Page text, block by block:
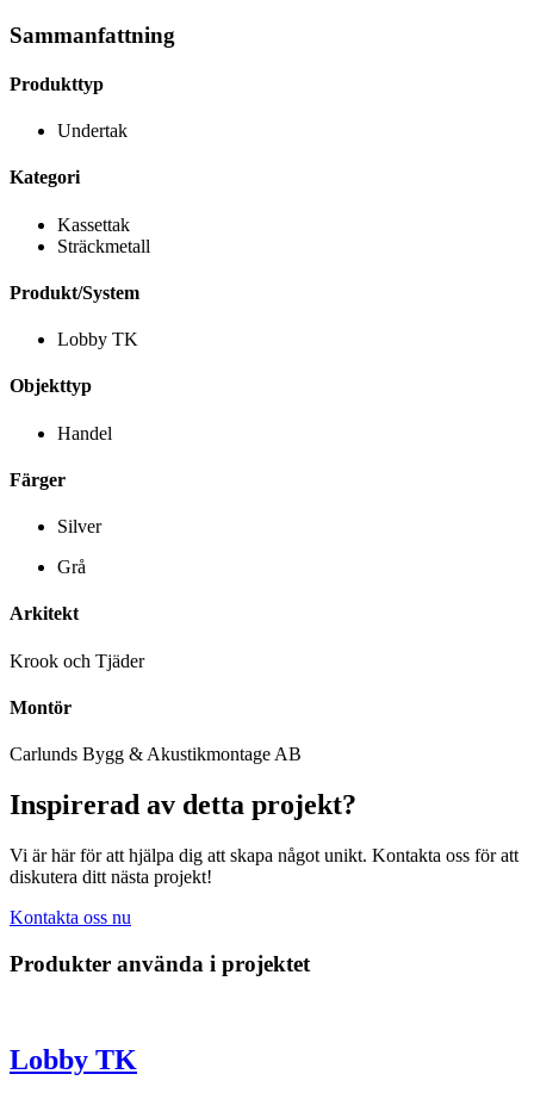
Sammanfattning
Produkttyp
Undertak
Kategori
Kassettak
Sträckmetall
Produkt/System
Lobby TK
Objekttyp
Handel
Färger
Silver
Grå
Arkitekt
Krook och Tjäder
Montör
Carlunds Bygg & Akustikmontage AB
Inspirerad av detta projekt?
Vi är här för att hjälpa dig att skapa något unikt. Kontakta oss för att
diskutera ditt nästa projekt!
Kontakta oss nu
Produkter använda i projektet
Lobby TK